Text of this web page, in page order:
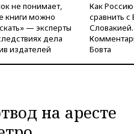
не понимает,
книги можно
— эксперты
дела
издателей
Как
сравнить с
Словакией.
Бовта
на аресте